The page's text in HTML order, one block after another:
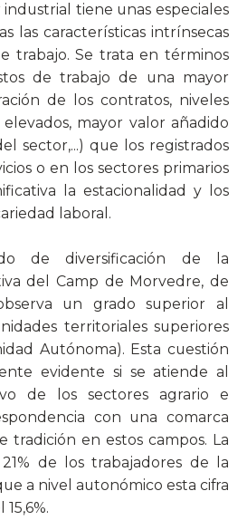
tiene unas especiales
las características intrínsecas
trabajo. Se trata en términos
de trabajo de una mayor
de los contratos, niveles
mayor valor añadido
sector,...) que los registrados
o en los sectores primarios
la estacionalidad y los
laboral.
de diversificación de la
del Camp de Morvedre, de
un grado superior al
territoriales superiores
Autónoma). Esta cuestión
evidente si se atiende al
de los sectores agrario e
con una comarca
tradición en estos campos. La
de los trabajadores de la
a nivel autonómico esta cifra